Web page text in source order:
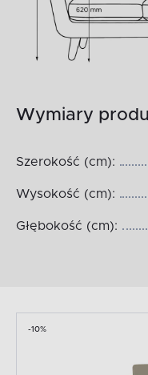
Wymiary
Szerokość (cm):
Wysokość (cm):
Głębokość (cm):
-10%